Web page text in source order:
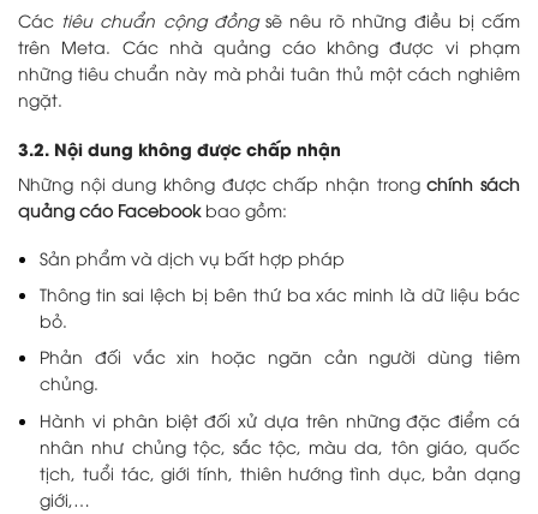
Các tiêu chuẩn cộng đồng sẽ nêu rõ những điều bị cấm
trên Meta. Các nhà quảng cáo không được vi phạm
những tiêu chuẩn này mà phải tuân thủ một cách nghiêm
ngặt.
3.2. Nội dung không được chấp nhận
Những nội dung không được chấp nhận trongchính sách
quảng cáo Facebookbao gồm:
Sản phẩm và dịch vụ bất hợp pháp
Thông tin sai lệch bị bên thứ ba xác minh là dữ liệu bác
bỏ.
Phản đối vắc xin hoặc ngăn cản người dùng tiêm
chủng.
Hành vi phân biệt đối xử dựa trên những đặc điểm cá
nhân như chủng tộc, sắc tộc, màu da, tôn giáo, quốc
tịch, tuổi tác, giới tính, thiên hướng tình dục, bản dạng
giới,…